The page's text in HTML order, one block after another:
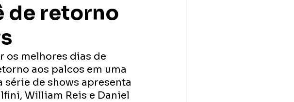
de retorno
os melhores dias de
aos palcos em uma
série de shows apresenta
William Reis e Daniel